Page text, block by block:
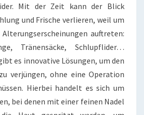
Mit der Zeit kann der Blick
und Frische verlieren, weil um
auftreten:
Tränensäcke, Schlupflider…
es innovative Lösungen, um den
verjüngen, ohne eine Operation
Hierbei handelt es sich um
bei denen mit einer feinen Nadel